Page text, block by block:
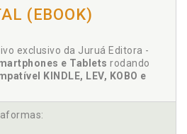
o teletrabalho nômade e
e indústria 4.0, p. 15
4.0 e no teletrabalho nômade,
(EBOOK)
exclusivo da Juruá Editora -
e Tablets rodando
KINDLE, LEV, KOBO e